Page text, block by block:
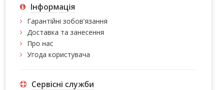
Інформація
Гарантійні зобов'язання
Доставка та занесення
Про нас
Угода користувача
Сервісні служби